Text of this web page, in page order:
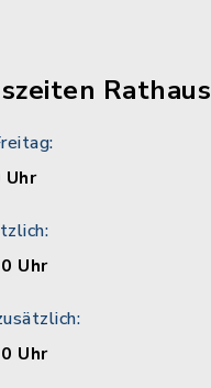
Rathaus
Uhr
Uhr